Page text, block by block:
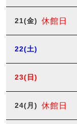
21(金) 休館日
22(土)
23(日)
24(月) 休館日